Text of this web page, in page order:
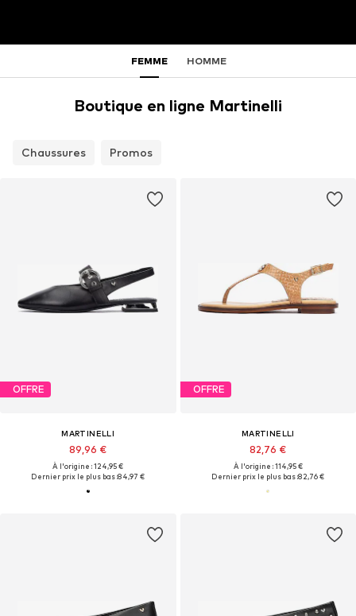
FEMME HOMME
Boutique en ligne Martinelli
Chaussures Promos
OFFRE
MARTINELLI
89,96 €
À l'origine : 124,95 €
Dernier prix le plus bas :84,97 €
OFFRE
MARTINELLI
82,76 €
À l'origine : 114,95 €
Dernier prix le plus bas :82,76 €